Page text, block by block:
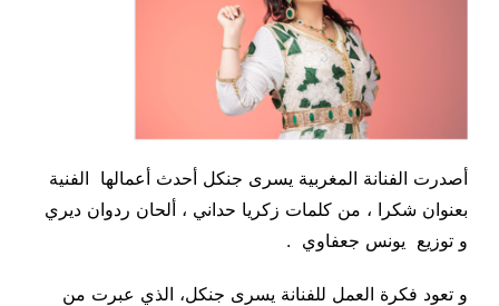
أصدرت الفنانة المغربية يسرى جنكل أحدث أعمالها الفنية
بعنوان شكرا ، من كلمات زكريا حداني ، ألحان ردوان ديري
و توزيع يونس جعفاوي .
و تعود فكرة العمل للفنانة يسرى جنكل، الذي عبرت من